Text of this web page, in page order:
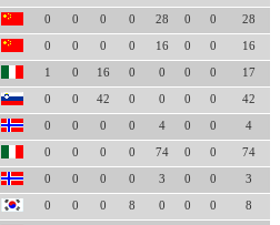
0 0 0 0 28 0 0 28
0 0 0 0 16 0 0 16
1 0 16 0 0 0 0 17
0 0 42 0 0 0 0 42
0 0 0 0 4 0 0 4
0 0 0 0 74 0 0 74
0 0 0 0 3 0 0 3
0 0 0 8 0 0 0 8